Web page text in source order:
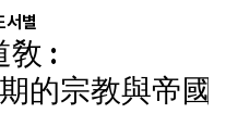
서별
敎 :
的宗教與帝國』